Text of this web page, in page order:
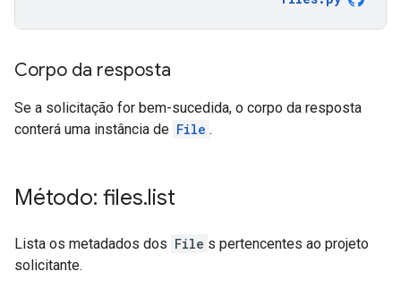
Corpo da resposta
Se a solicitação for bem-sucedida, o corpo da resposta
conterá uma instância de File .
Método: files.list
Lista os metadados dos File s pertencentes ao projeto
solicitante.